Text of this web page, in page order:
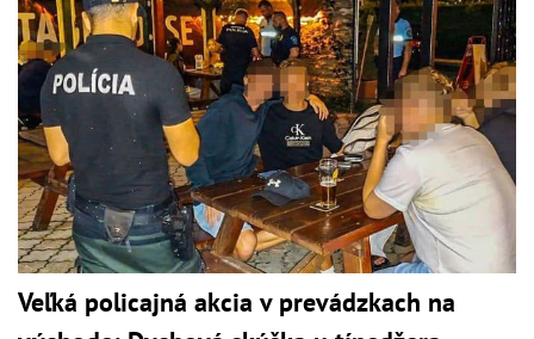
Veľká policajná akcia v prevádzkach na